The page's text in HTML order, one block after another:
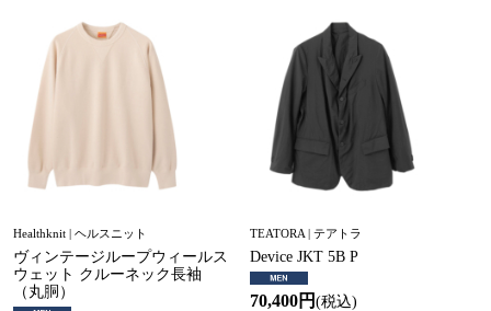
Healthknit | ヘルスニット
ヴィンテージループウィールス
ウェット クルーネック長袖
（丸胴）
TEATORA | テアトラ
Device JKT 5B P
70,400円(税込)